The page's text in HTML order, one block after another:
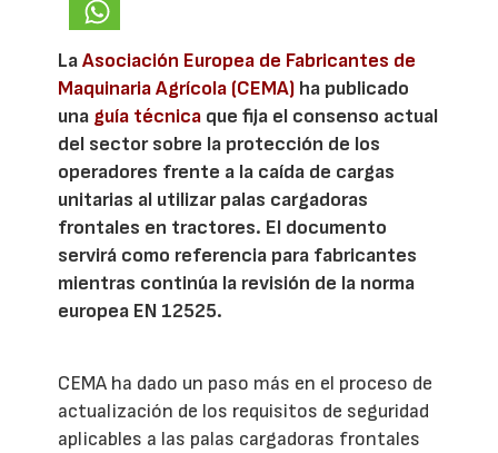
LaAsociación Europea de Fabricantes de
Maquinaria Agrícola (CEMA) ha publicado
una guía técnica que fija el consenso actual
del sector sobre la protección de los
operadores frente a la caída de cargas
unitarias al utilizar palas cargadoras
frontales en tractores. El documento
servirá como referencia para fabricantes
mientras continúa la revisión de la norma
europea EN 12525.
CEMA ha dado un paso más en el proceso de
actualización de los requisitos de seguridad
aplicables a las palas cargadoras frontales